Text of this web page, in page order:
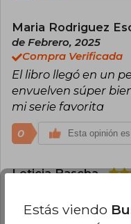
Maria Rodriguez
de Febrero, 2025
Compra Verificada
El libro llegó en un
envuelven súper
mi serie favorita
0 Esta opinión es
Leticia Bascha
Colores vibrantes,
Estás viendo